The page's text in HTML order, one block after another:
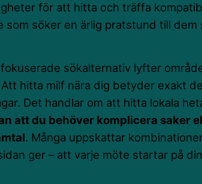
för att hitta och träffa
som söker en ärlig pratstund till dem
sökalternativ lyfter
hitta milf nära dig betyder exakt
Det handlar om att hitta lokala
att du behöver komplicera saker
. Många uppskattar
ger – att varje möte startar på